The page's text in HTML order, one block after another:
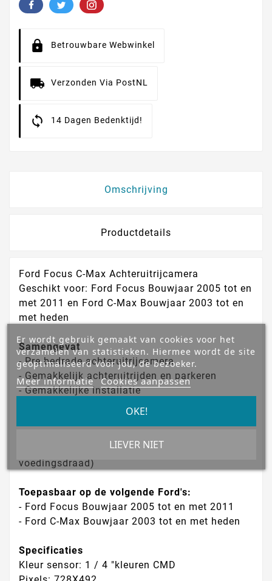
Betrouwbare Webwinkel
Verzonden Via PostNL
14 Dagen Bedenktijd!
Omschrijving
Productdetails
Ford Focus C-Max Achteruitrijcamera
Geschikt voor: Ford Focus Bouwjaar 2005 tot en
met 2011 en Ford C-Max Bouwjaar 2003 tot en
met heden
Samengevat
- Pre bedrade achteruitrijcamera
- Gemakkelijk achteruitrijden en parkeren
- Gemakkelijke installatie
- Ingebouwde led verlichting (met aparte
voedingsdraad)
Toepasbaar op de volgende Ford's:
- Ford Focus Bouwjaar 2005 tot en met 2011
- Ford C-Max Bouwjaar 2003 tot en met heden
Specificaties
Kleur sensor: 1 / 4 "kleuren CMD
Er wordt gebruik gemaakt van cookies voor het
verzamelen van statistieken. Hiermee wordt de site
geoptimaliseerd voor jou, de bezoeker.
Meer informatie Cookies aanpassen
LIEVER NIET
OKE!